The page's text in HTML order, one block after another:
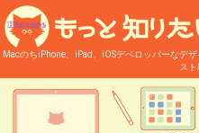
MacのちiPhone、iPad、iOSデベロッパーなデ
ス